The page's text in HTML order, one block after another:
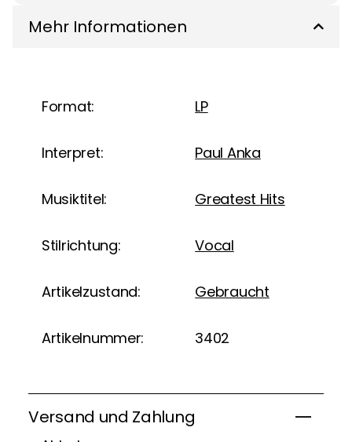
Mehr Informationen
Format: LP
Interpret: Paul Anka
Musiktitel: Greatest Hits
Stilrichtung: Vocal
Artikelzustand: Gebraucht
Artikelnummer: 3402
Versand und Zahlung